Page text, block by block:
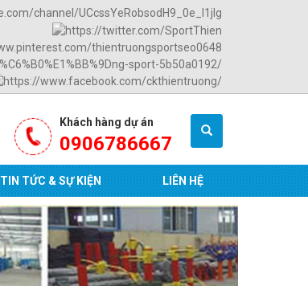
Khách hàng dự án
0906786667
TIN TỨC & SỰ KIỆN LIÊN HỆ